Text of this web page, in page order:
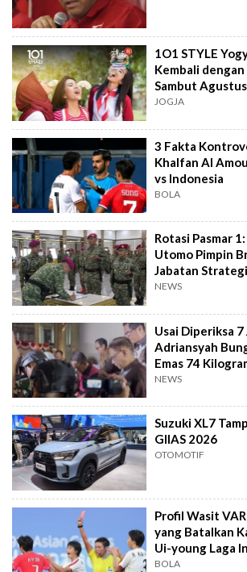
1O1 STYLE
Kembali
Sambut
dan Tawa
JOGJA
3 Fakta
Khalfan Al
vs Indonesia
BOLA
Rotasi Pasmar
Utomo Pimpin
Jabatan
NEWS
Usai Diperiksa 7
Adriansyah
Emas 74
NEWS
Suzuki XL7
GIIAS 2026
OTOMOTIF
Profil Wasit
yang Batalkan
Ui-young Laga
Singapura
BOLA